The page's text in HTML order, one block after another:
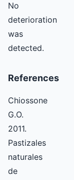
No
deterioration
was
detected.
References
Chiossone
G.O.
2011.
Pastizales
naturales
de